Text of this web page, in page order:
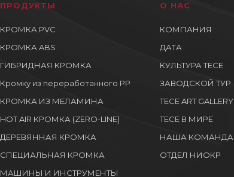
ПРОДУКТЫ
КРОМКА PVC
КРОМКА ABS
ГИБРИДНАЯ КРОМКА
Кромку из переработанного PP
КРОМКА ИЗ МЕЛАМИНА
HOT AIR КРОМКА (ZERO-LINE)
ДЕРЕВЯННАЯ КРОМКА
СПЕЦИАЛЬНАЯ КРОМКА
МАШИНЫ И ИНСТРУМЕНТЫ
О НАС
КОМПАНИЯ
ДАТА
КУЛЬТУРА ТЕСЕ
ЗАВОДСКОЙ ТУР
TECE ART GALLERY
ТЕСЕ В МИРЕ
НАША КОМАНДА
ОТДЕЛ НИОКР